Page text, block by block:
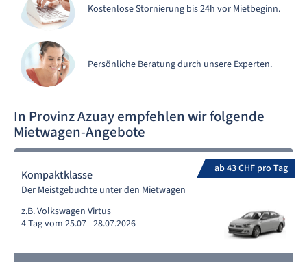
Kostenlose Stornierung bis 24h vor Mietbeginn.
Persönliche Beratung durch unsere Experten.
In Provinz Azuay empfehlen wir folgende
Mietwagen-Angebote
ab 43 CHF pro Tag
Kompaktklasse
Der Meistgebuchte unter den Mietwagen
z.B. Volkswagen Virtus
4 Tag vom 25.07 - 28.07.2026